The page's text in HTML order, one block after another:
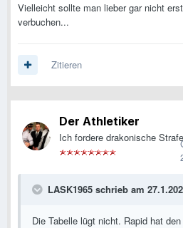
Vielleicht sollte man lieber gar nicht
verbuchen...
Zitieren
Der Athletiker
Ich fordere drakonische
LASK1965 schrieb am
Die Tabelle lügt nicht. Rapid hat